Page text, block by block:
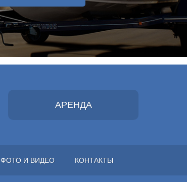
АРЕНДА
ФОТО И ВИДЕО КОНТАКТЫ